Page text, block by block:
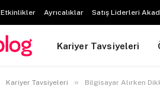
Etkinlikler Ayrıcalıklar Satış Liderleri
Kariyer Tavsiyeleri
Kariyer Tavsiyeleri » Bilgisayar Alırken